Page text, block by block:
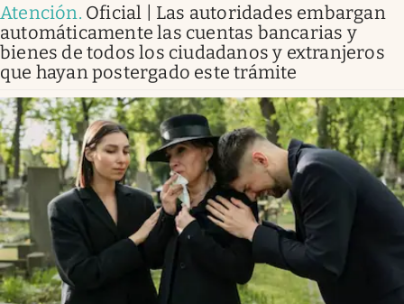
Atención. Oficial | Las autoridades embargan
automáticamente las cuentas bancarias y
bienes de todos los ciudadanos y extranjeros
que hayan postergado este trámite